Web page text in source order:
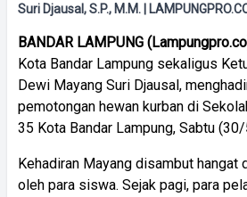
Suri Djausal, S.P., M.M. |
BANDAR LAMPUNG
Kota Bandar Lampung sekaligus
Dewi Mayang Suri Djausal,
pemotongan hewan kurban di
35 Kota Bandar Lampung, Sabtu
Kehadiran Mayang disambut hangat
oleh para siswa. Sejak pagi, para